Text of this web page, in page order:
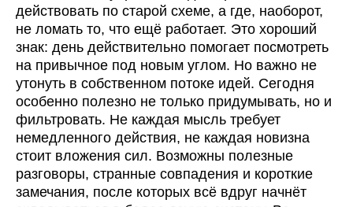
действовать по старой схеме, а где, наоборот,
не ломать то, что ещё работает. Это хороший
знак: день действительно помогает посмотреть
на привычное под новым углом. Но важно не
утонуть в собственном потоке идей. Сегодня
особенно полезно не только придумывать, но и
фильтровать. Не каждая мысль требует
немедленного действия, не каждая новизна
стоит вложения сил. Возможны полезные
разговоры, странные совпадения и короткие
замечания, после которых всё вдруг начнёт